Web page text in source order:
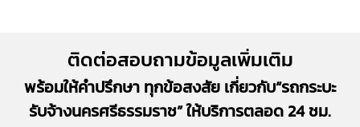
ติดต่อสอบถามข้อมูลเพิ่มเติม
พร้อมให้คำปรึกษา ทุกข้อสงสัย เกี่ยวกับ“รถกระบะ
รับจ้างนครศรีธรรมราช” ให้บริการตลอด 24 ชม.